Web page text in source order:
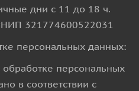
дни с 11 до 18 ч.
321774600522031
персональных данных:
персональных
в соответствии с